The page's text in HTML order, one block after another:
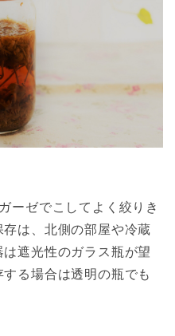
ーゼでこしてよく絞りき
は、北側の部屋や冷蔵
遮光性のガラス瓶が望
る場合は透明の瓶でも